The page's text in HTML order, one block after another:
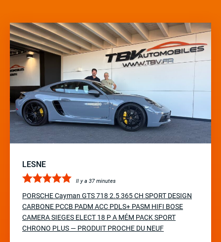
LESNE
Il y a 37 minutes
PORSCHE Cayman GTS 718 2.5 365 CH SPORT DESIGN
CARBONE PCCB PADM ACC PDLS+ PASM HIFI BOSE
CAMERA SIEGES ELECT 18 P A MÉM PACK SPORT
CHRONO PLUS — PRODUIT PROCHE DU NEUF